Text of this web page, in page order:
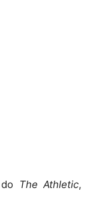
The Athletic,